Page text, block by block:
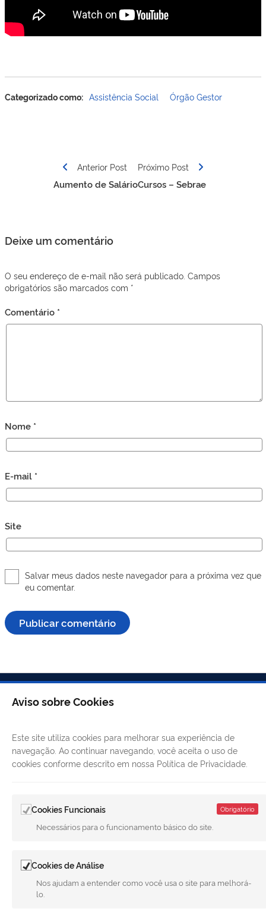
Categorizado como: Assistência Social Órgão Gestor
Anterior Post
Aumento de Salário
Próximo Post
Cursos – Sebrae
Deixe um comentário
O seu endereço de e-mail não será publicado. Campos
obrigatórios são marcados com *
Comentário *
Nome *
E-mail *
Site
Salvar meus dados neste navegador para a próxima vez que
eu comentar.
LINKS ÚTEIS
CANAIS
REDES SOCIAIS
Aviso sobre Cookies
Este site utiliza cookies para melhorar sua experiência de
navegação. Ao continuar navegando, você aceita o uso de
cookies conforme descrito em nossa Política de Privacidade.
Cookies Funcionais Obrigatório
Necessários para o funcionamento básico do site.
Cookies de Análise
Nos ajudam a entender como você usa o site para melhorá-
lo.